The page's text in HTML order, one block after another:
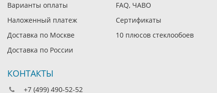
Варианты оплаты
Наложенный платеж
Доставка по Москве
Доставка по России
FAQ, ЧАВО
Сертификаты
10 плюсов стеклообоев
КОНТАКТЫ
+7 (499) 490-52-52